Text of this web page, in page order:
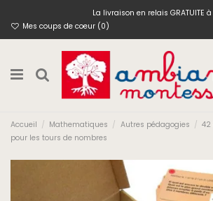
La livraison en relais GRATUITE
Mes coups de coeur (0)
Accueil Mathematiques Autres pédagogies
42
pour les tours de nombres